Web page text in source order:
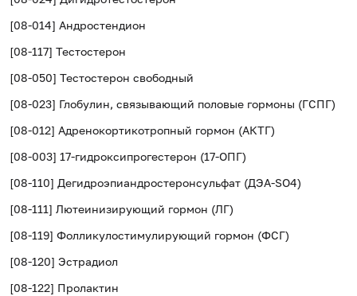
[08-014] Андростендион
[08-117] Тестостерон
[08-050] Тестостерон свободный
[08-023] Глобулин, связывающий половые гормоны (ГСПГ)
[08-012] Адренокортикотропный гормон (АКТГ)
[08-003] 17-гидроксипрогестерон (17-ОПГ)
[08-110] Дегидроэпиандростеронсульфат (ДЭА-SO4)
[08-111] Лютеинизирующий гормон (ЛГ)
[08-119] Фолликулостимулирующий гормон (ФСГ)
[08-120] Эстрадиол
[08-122] Пролактин